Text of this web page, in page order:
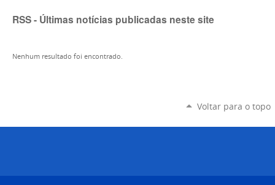
RSS - Últimas notícias publicadas neste site
Nenhum resultado foi encontrado.
Voltar para o topo